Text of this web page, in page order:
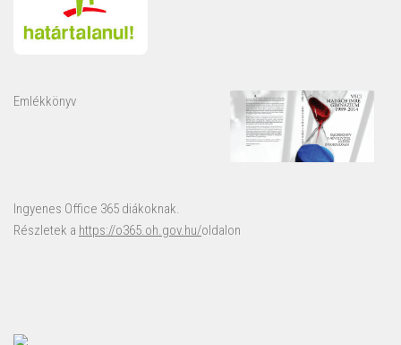
Emlékkönyv
Ingyenes Office 365 diákoknak.
Részletek a https://o365.oh.gov.hu/oldalon